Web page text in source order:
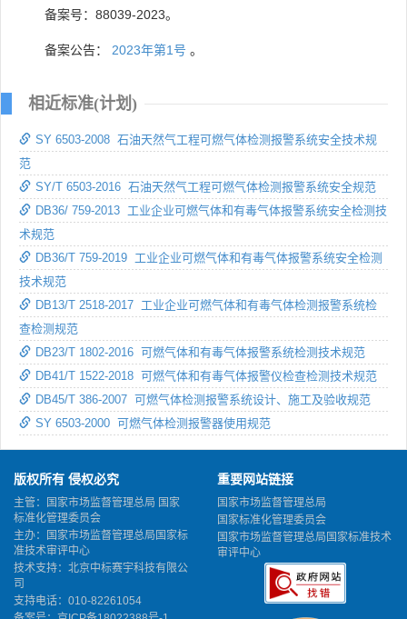
备案号：88039-2023。
备案公告： 2023年第1号 。
相近标准(计划)
SY 6503-2008 石油天然气工程可燃气体检测报警系统安全技术规
范
SY/T 6503-2016 石油天然气工程可燃气体检测报警系统安全规范
DB36/ 759-2013 工业企业可燃气体和有毒气体报警系统安全检测技
术规范
DB36/T 759-2019 工业企业可燃气体和有毒气体报警系统安全检测
技术规范
DB13/T 2518-2017 工业企业可燃气体和有毒气体检测报警系统检
查检测规范
DB23/T 1802-2016 可燃气体和有毒气体报警系统检测技术规范
DB41/T 1522-2018 可燃气体和有毒气体报警仪检查检测技术规范
DB45/T 386-2007 可燃气体检测报警系统设计、施工及验收规范
SY 6503-2000 可燃气体检测报警器使用规范
版权所有 侵权必究
主管：国家市场监督管理总局 国家
标准化管理委员会
主办：国家市场监督管理总局国家标
准技术审评中心
技术支持：北京中标赛宇科技有限公
司
支持电话：010-82261054
重要网站链接
国家市场监督管理总局
国家标准化管理委员会
国家市场监督管理总局国家标准技术
审评中心